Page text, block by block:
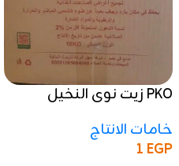
PKO زيت نوى النخيل
غذائية
خامات الانتاج
1 EGP